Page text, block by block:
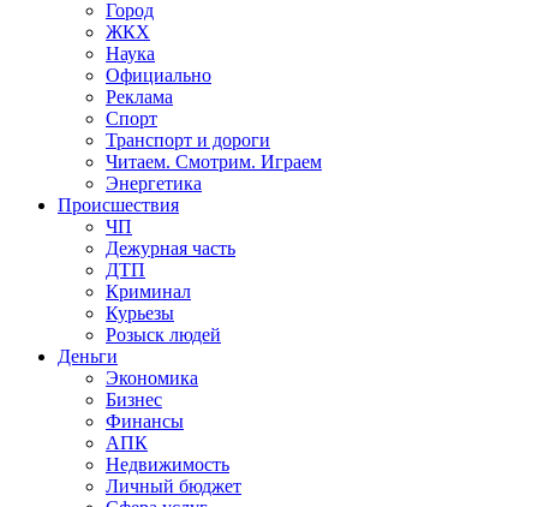
Город
ЖКХ
Наука
Официально
Реклама
Спорт
Транспорт и дороги
Читаем. Смотрим. Играем
Энергетика
Происшествия
ЧП
Дежурная часть
ДТП
Криминал
Курьезы
Розыск людей
Деньги
Экономика
Бизнес
Финансы
АПК
Недвижимость
Личный бюджет